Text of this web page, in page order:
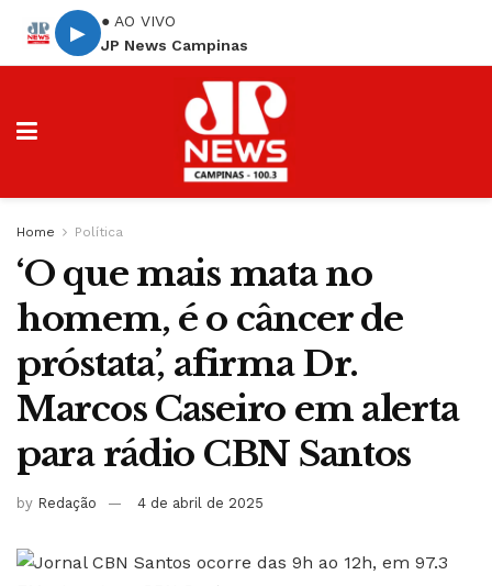
▶
● AO VIVO
JP News Campinas
Home Política
‘O que mais mata no
homem, é o câncer de
próstata’, afirma Dr.
Marcos Caseiro em alerta
para rádio CBN Santos
by Redação 4 de abril de 2025